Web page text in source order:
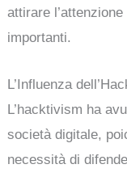
attirare
importanti.
L’Influenza
L’hacktivism ha
società digitale,
necessità di